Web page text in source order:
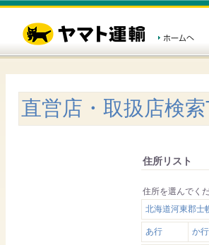
直営店・取扱店検
住所リスト
住所を選んでく
北海道河東郡士
あ行 か行